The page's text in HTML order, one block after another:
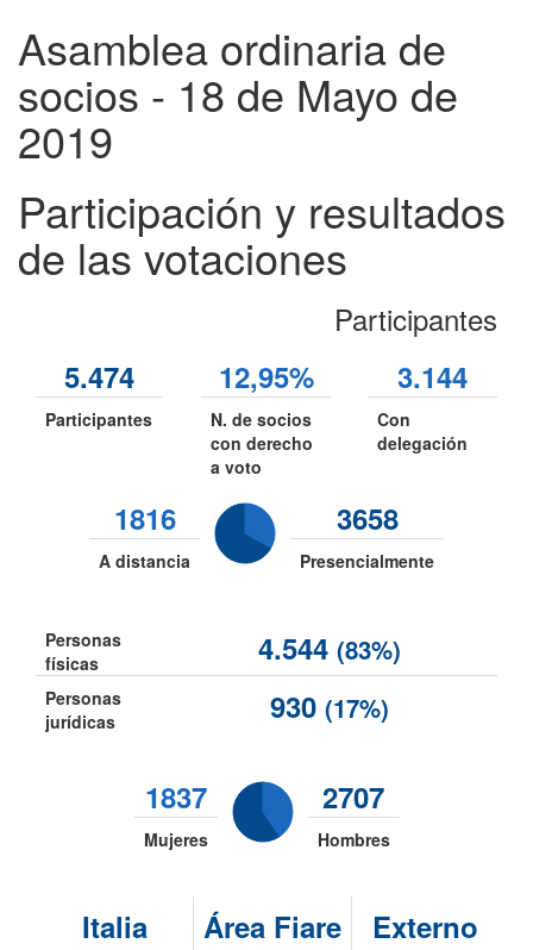
Asamblea ordinaria de
socios - 18 de Mayo de
2019
Participación y resultados
de las votaciones
Participantes
5.474
Participantes
12,95%
N. de socios
con derecho
a voto
3.144
Con
delegación
1816 3658
A distancia Presencialmente
Personas
físicas
4.544 (83%)
Personas
jurídicas
930 (17%)
1837 2707
Mujeres Hombres
Italia Área Fiare
Externo